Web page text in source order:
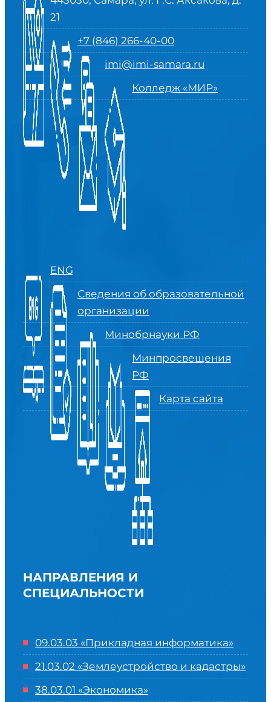
21
+7 (846) 266-40-00
imi@imi-samara.ru
Колледж «МИР»
ENG
Сведения об образовательной
организации
Минобрнауки РФ
Минпросвещения
РФ
Карта сайта
НАПРАВЛЕНИЯ И
СПЕЦИАЛЬНОСТИ
09.03.03 «Прикладная информатика»
21.03.02 «Землеустройство и кадастры»
38.03.01 «Экономика»